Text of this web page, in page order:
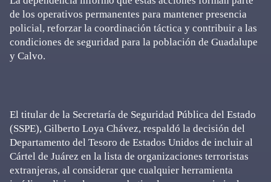
de los operativos permanentes para mantener presencia
policial, reforzar la coordinación táctica y contribuir a las
condiciones de seguridad para la población de Guadalupe
y Calvo.
El titular de la Secretaría de Seguridad Pública del Estado
(SSPE), Gilberto Loya Chávez, respaldó la decisión del
Departamento del Tesoro de Estados Unidos de incluir al
Cártel de Juárez en la lista de organizaciones terroristas
extranjeras, al considerar que cualquier herramienta